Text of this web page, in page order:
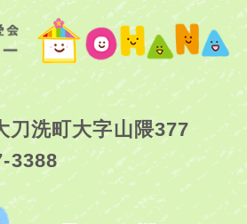
刀洗町大字山隈377
3388